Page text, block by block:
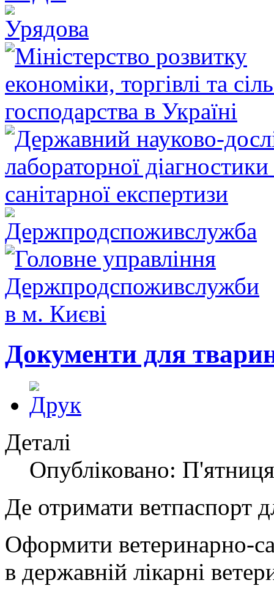
Документи для
Деталі
Опубліковано:
Де отримати ветпаспорт
Оформити ветеринарно-
в державній лікарні